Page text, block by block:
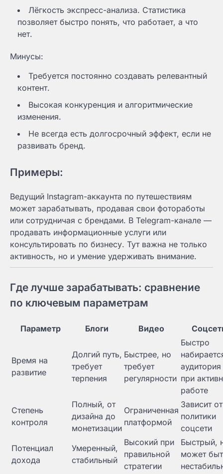
Лёгкость экспресс-анализа. Статистика
позволяет быстро понять, что работает, а что
нет.
Минусы:
Требуется постоянно создавать релевантный
контент.
Высокая конкуренция и алгоритмические
изменения.
Не всегда есть долгосрочный эффект, если не
развивать бренд.
Примеры:
Ведущий Instagram-аккаунта по путешествиям
может зарабатывать, продавая свои фотоработы
или сотрудничая с брендами. В Telegram-канале —
продавать информационные услуги или
консультировать по бизнесу. Тут важна не только
активность, но и умение удерживать внимание.
Где лучше зарабатывать: сравнение
по ключевым параметрам
Параметр Блоги Видео
Время на
развитие
Долгий путь,
требует
терпения
Быстрее, но
требует
регулярности
Быстро
аудитория
при
работе
Степень
контроля
Полный, от
дизайна до
монетизации
Ограниченная
платформой
Зависит от
политики
соцсети
Потенциал
дохода
Умеренный,
стабильный
Высокий при
правильной
стратегии
Быстрый,
может